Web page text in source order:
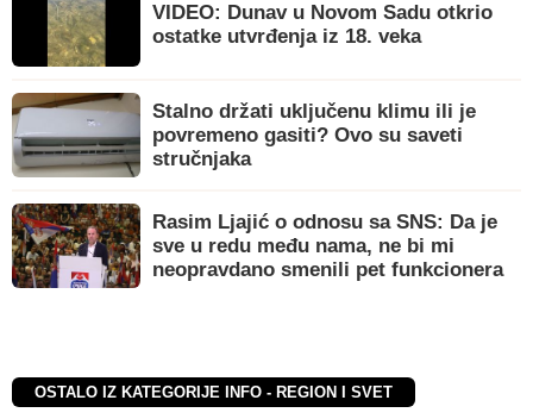
VIDEO: Dunav u Novom Sadu otkrio
ostatke utvrđenja iz 18. veka
Stalno držati uključenu klimu ili je
povremeno gasiti? Ovo su saveti
stručnjaka
Rasim Ljajić o odnosu sa SNS: Da je
sve u redu među nama, ne bi mi
neopravdano smenili pet funkcionera
OSTALO IZ KATEGORIJE INFO - REGION I SVET